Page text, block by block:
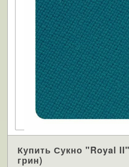
Купить Сукно "Royal
грин)